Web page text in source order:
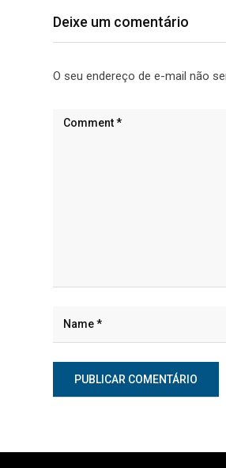
Deixe um comentário
O seu endereço de e-mail não